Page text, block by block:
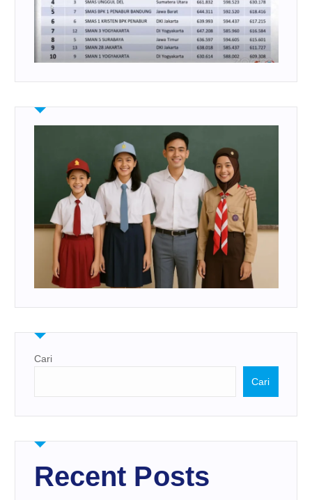
Cari
Cari
Recent Posts